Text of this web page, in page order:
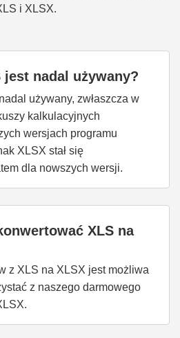
i XLSX.
jest nadal używany?
używany, zwłaszcza w
kalkulacyjnych
wersjach programu
XLSX stał się
dla nowszych wersji.
XLS na
z XLS na XLSX jest możliwa
z naszego darmowego